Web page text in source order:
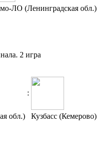
ЛО (Ленинградская обл.)
2 игра
:
обл.) Кузбасс (Кемерово)